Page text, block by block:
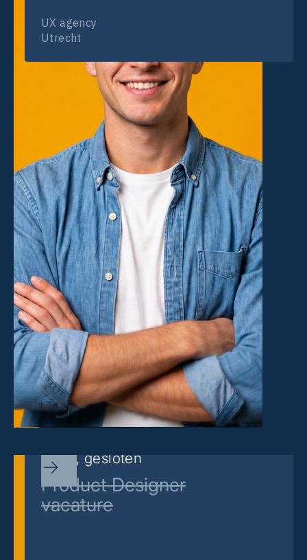
vacature op
deze pagina is
dan ook tot
stand gekomen
samenwerking
met een expert
uit het
vakgebied.
Product Design
vacature live
gaat.
UX agency
Utrecht
Sorry, gesloten
Product Designer
vacature